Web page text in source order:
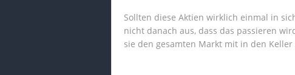
Sollten diese Aktien wirklich einmal in
nicht danach aus, dass das passieren
sie den gesamten Markt mit in den Keller